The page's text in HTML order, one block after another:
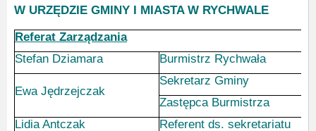
W URZĘDZIE GMINY I MIASTA W RYCHWALE
Referat Zarządzania
Stefan Dziamara
Burmistrz Rychwała
Ewa Jędrzejczak
Sekretarz Gminy
Zastępca Burmistrza
Lidia Antczak
Referent ds. sekretariatu